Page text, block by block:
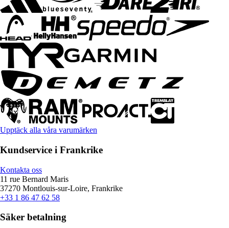
Upptäck alla våra varumärken
Kundservice i Frankrike
Kontakta oss
11 rue Bernard Maris
37270 Montlouis-sur-Loire, Frankrike
+33 1 86 47 62 58
Säker betalning